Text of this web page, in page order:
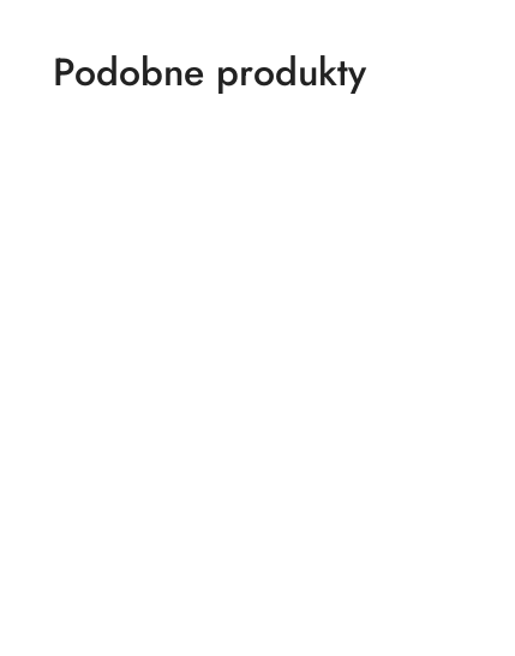
Produkty
Podobne produkty